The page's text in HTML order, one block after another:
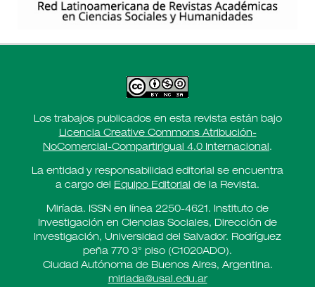
Los trabajos publicados en esta revista están bajo
Licencia Creative Commons Atribución-
NoComercial-CompartirIgual 4.0 Internacional .
La entidad y responsabilidad editorial se encuentra
a cargo del
Equipo Editorial de la Revista.
Miríada. ISSN en línea 2250-4621. Instituto de
Investigación en Ciencias Sociales, Dirección de
Investigación, Universidad del Salvador. Rodríguez
peña 770 3° piso (C1020ADO).
Ciudad Autónoma de Buenos Aires, Argentina.
miriada@usal.edu.ar